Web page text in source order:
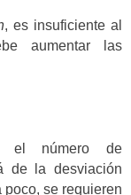
, es insuficiente al
aumentar las
el número de
de la desviación
se requieren